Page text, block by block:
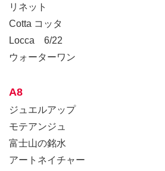
リネット
Cotta コッタ
Locca 6/22
ウォーターワン
A8
ジュエルアップ
モテアンジュ
富士山の銘水
アートネイチャー